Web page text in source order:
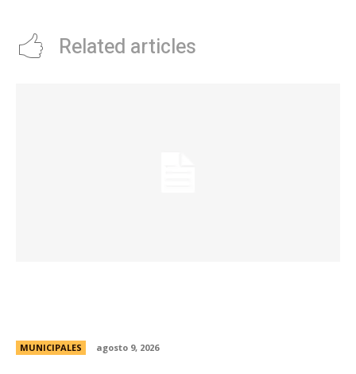
Related articles
MUNICIPALES agosto 9, 2026